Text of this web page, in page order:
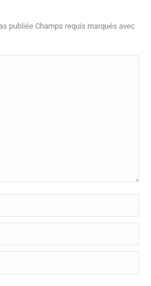
publiée Champs requis marqués avec